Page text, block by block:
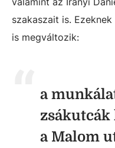
szakaszait is.
is megváltozik:
a
zsákutcák
a Malom